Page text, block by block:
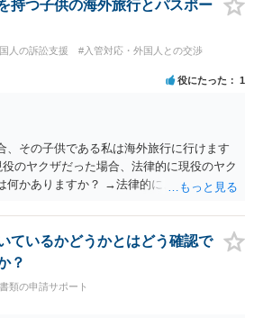
持つ子供の海外旅行とパスポー
人の訴訟支援
#入管対応・外国人との交渉
役にたった 1
、その子供である私は海外旅行に行けます
のヤクザだった場合、法律的に現役のヤク
何かありますか？ →法律的に、ということ
ているかどうかとはどう確認で
？
類の申請サポート